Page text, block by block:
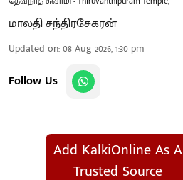
மாலதி சந்திரசேகரன்
Updated on:08 Aug 2026, 1:30 pm
Follow Us
Add KalkiOnline As A
Trusted Source